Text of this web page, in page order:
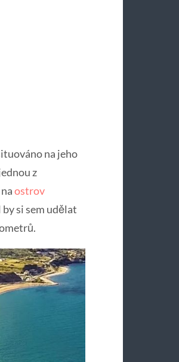
na jeho
z
ostrov
si sem udělat